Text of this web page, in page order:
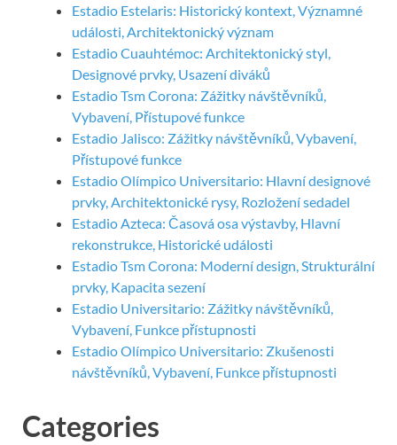
Estadio Estelaris: Historický kontext, Významné
události, Architektonický význam
Estadio Cuauhtémoc: Architektonický styl,
Designové prvky, Usazení diváků
Estadio Tsm Corona: Zážitky návštěvníků,
Vybavení, Přístupové funkce
Estadio Jalisco: Zážitky návštěvníků, Vybavení,
Přístupové funkce
Estadio Olímpico Universitario: Hlavní designové
prvky, Architektonické rysy, Rozložení sedadel
Estadio Azteca: Časová osa výstavby, Hlavní
rekonstrukce, Historické události
Estadio Tsm Corona: Moderní design, Strukturální
prvky, Kapacita sezení
Estadio Universitario: Zážitky návštěvníků,
Vybavení, Funkce přístupnosti
Estadio Olímpico Universitario: Zkušenosti
návštěvníků, Vybavení, Funkce přístupnosti
Categories